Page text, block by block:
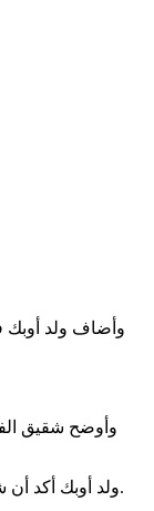
وأضاف ولد أوبك
وأوضح شقيق
ولد أوبك أكد أن شقيقته تعاني من اضطرابات نفسية، وكانت تخضع للعلاج، خلال السنوات الثلاث الأخيرة، مضيفا أنها مصابة بالتوحد وتفضل البقاء وحدها بعيدا عن أفراد العائلة وصديقاتها وزميلاتها في المدرسة.